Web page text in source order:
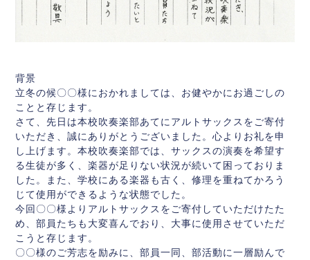
背景
立冬の候〇〇様におかれましては、お健やかにお過ごしの
ことと存じます。
さて、先日は本校吹奏楽部あてにアルトサックスをご寄付
いただき、誠にありがとうございました。心よりお礼を申
し上げます。本校吹奏楽部では、サックスの演奏を希望す
る生徒が多く、楽器が足りない状況が続いて困っておりま
した。また、学校にある楽器も古く、修理を重ねてかろう
じて使用ができるような状態でした。
今回〇〇様よりアルトサックスをご寄付していただけたた
め、部員たちも大変喜んでおり、大事に使用させていただ
こうと存じます。
〇〇様のご芳志を励みに、部員一同、部活動に一層励んで